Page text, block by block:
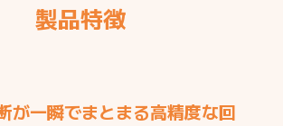
製品特徴
が一瞬でまとまる高精度な回